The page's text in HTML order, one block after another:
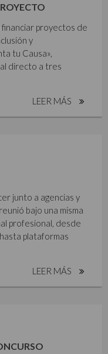
proyectos de
y
tu Causa»,
directo a tres
LEER MÁS
junto a agencias y
bajo una misma
profesional, desde
plataformas
LEER MÁS